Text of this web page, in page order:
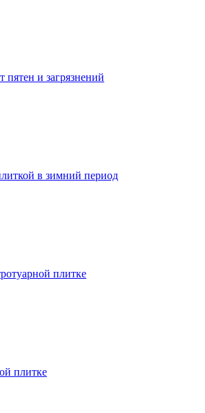
и загрязнений
в зимний период
плитке
плитке